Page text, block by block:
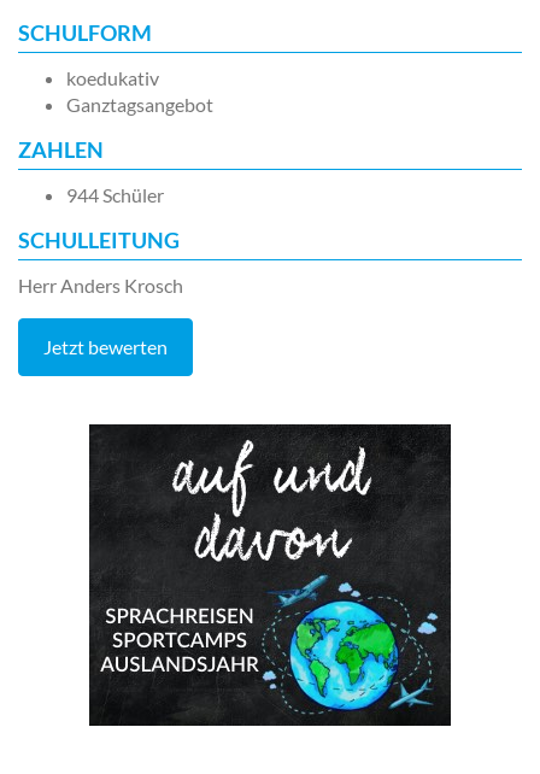
SCHULFORM
koedukativ
Ganztagsangebot
ZAHLEN
944 Schüler
SCHULLEITUNG
Herr Anders Krosch
Jetzt bewerten